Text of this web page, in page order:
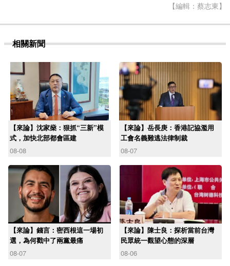
【編輯：蔡志東】
相關新聞
【來論】沈家燊：狠抓“三新”模
式，加快北部都會區建
08-08
【來論】岳長庚：香港記協濫用
工會名義難逃法律制裁
08-07
【來論】錢言：密西根這一場初
選，為何戳中了兩黨最痛
08-07
【來論】陳士良：探析當前台灣
民眾統一觀望心態的深層
08-06